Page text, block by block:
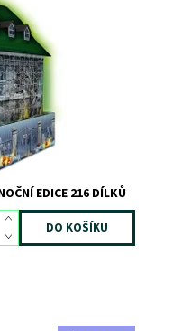
EDICE 216 DÍLKŮ